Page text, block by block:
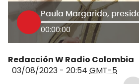
00:00:00
Redacción W Radio Colombia
03/08/2023 - 20:54 GMT-5